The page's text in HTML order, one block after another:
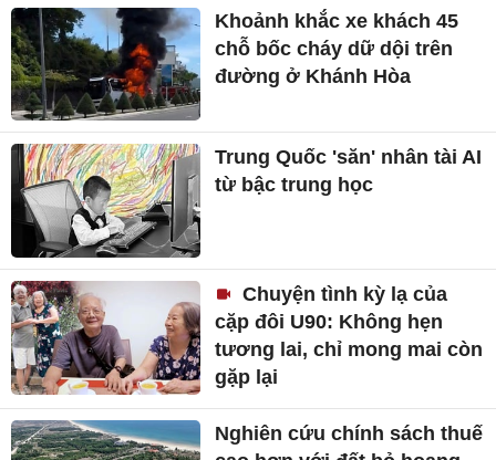
Khoảnh khắc xe khách 45
chỗ bốc cháy dữ dội trên
đường ở Khánh Hòa
Trung Quốc 'săn' nhân tài AI
từ bậc trung học
Chuyện tình kỳ lạ của
cặp đôi U90: Không hẹn
tương lai, chỉ mong mai còn
gặp lại
Nghiên cứu chính sách thuế